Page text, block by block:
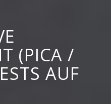
(PICA /
AUF